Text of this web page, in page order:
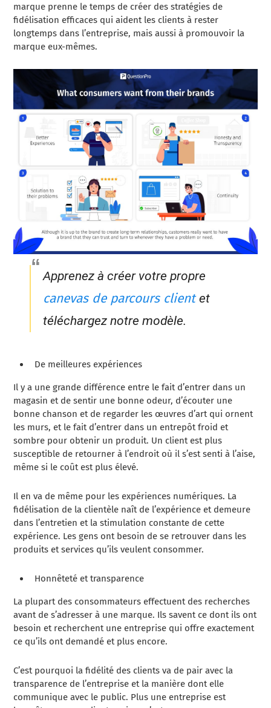
marque prenne le temps de créer des stratégies de
fidélisation efficaces qui aident les clients à rester
longtemps dans l’entreprise, mais aussi à promouvoir la
marque eux-mêmes.
Apprenez à créer votre propre
canevas de parcours client et
téléchargez notre modèle.
De meilleures expériences
Il y a une grande différence entre le fait d’entrer dans un
magasin et de sentir une bonne odeur, d’écouter une
bonne chanson et de regarder les œuvres d’art qui ornent
les murs, et le fait d’entrer dans un entrepôt froid et
sombre pour obtenir un produit. Un client est plus
susceptible de retourner à l’endroit où il s’est senti à l’aise,
même si le coût est plus élevé.
Il en va de même pour les expériences numériques. La
fidélisation de la clientèle naît de l’expérience et demeure
dans l’entretien et la stimulation constante de cette
expérience. Les gens ont besoin de se retrouver dans les
produits et services qu’ils veulent consommer.
Honnêteté et transparence
La plupart des consommateurs effectuent des recherches
avant de s’adresser à une marque. Ils savent ce dont ils ont
besoin et recherchent une entreprise qui offre exactement
ce qu’ils ont demandé et plus encore.
C’est pourquoi la fidélité des clients va de pair avec la
transparence de l’entreprise et la manière dont elle
communique avec le public. Plus une entreprise est